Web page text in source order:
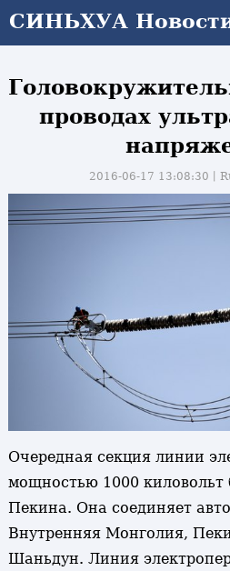
СИНЬХУА
проводах
2016-06-17 13:08:30丨
Очередная секция линии
мощностью 1000 киловольт
Пекина. Она соединяет
Внутренняя Монголия,
Шаньдун. Линия